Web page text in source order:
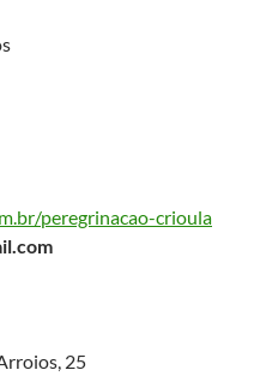
peregrinacao-crioula
25